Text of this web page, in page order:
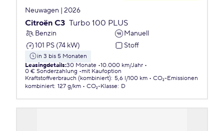
Neuwagen | 2026
Citroën C3 Turbo 100 PLUS
Benzin
Manuell
101 PS (74 kW)
Stoff
in 3 bis 5 Monaten
Leasingdetails:30 Monate 10.000 km/Jahr
0 € Sonderzahlung
mit Kaufoption
Kraftstoffverbrauch (kombiniert): 5,6 l/100 km
CO₂-Emissionen
kombiniert: 127 g/km CO₂-Klasse: D